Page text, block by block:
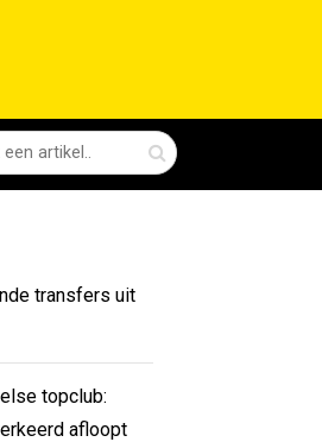
transfers uit
topclub:
afloopt